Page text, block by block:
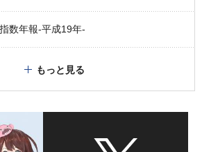
数年報-平成19年-
もっと見る